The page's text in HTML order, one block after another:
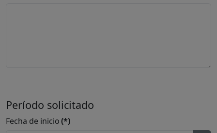
Período solicitado
Fecha de inicio(*)